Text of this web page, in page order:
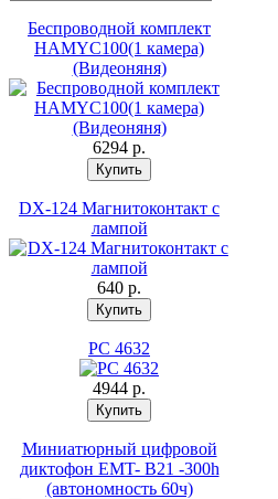
Беспроводной комплект
HAMYC100(1 камера)
(Видеоняня)
6294 p.
DX-124 Магнитоконтакт с
лампой
640 p.
PC 4632
4944 p.
Миниатюрный цифровой
диктофон EMT- B21 -300h
(автономность 60ч)